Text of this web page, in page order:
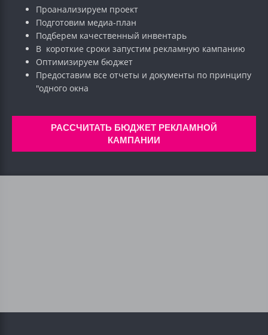
Проанализируем проект
Подготовим медиа-план
Подберем качественный инвентарь
В короткие сроки запустим рекламную кампанию
Оптимизируем бюджет
Предоставим все отчеты и документы по принципу
"одного окна
РАССЧИТАТЬ БЮДЖЕТ РЕКЛАМНОЙ
КАМПАНИИ